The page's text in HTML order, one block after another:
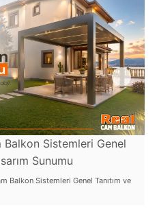
Balkon Sistemleri Genel
Sunumu
Balkon Sistemleri Genel Tanıtım ve